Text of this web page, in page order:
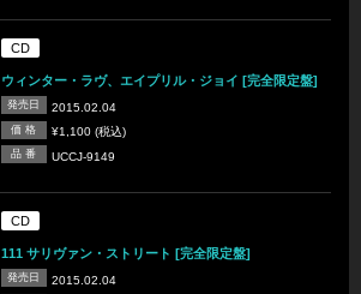
CD
ウィンター・ラヴ、エイプリル・ジョイ [完全限定盤]
発売日 2015.02.04
価 格 ¥1,100 (税込)
品 番 UCCJ-9149
CD
111 サリヴァン・ストリート [完全限定盤]
発売日 2015.02.04